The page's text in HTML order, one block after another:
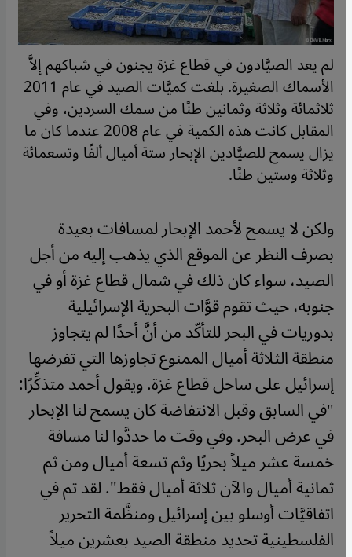
لم يعد الصيَّادون في قطاع غزة يجنون في شباكهم إلاَّ
الأسماك الصغيرة. بلغت كميَّات الصيد في عام 2011
ثلاثمائة وثلاثة وثمانين طنًا من سمك السردين، وفي
المقابل كانت هذه الكمية في عام 2008 عندما كان ما
يزال يسمح للصيَّادين الإبحار ستة أميال ألفًا وتسعمائة
وثلاثة وستين طنًا.
​​ولكن لا يسمح لأحمد الإبحار لمسافات بعيدة
بصرف النظر عن الموقع الذي يذهب إليه من أجل
الصيد، سواء كان ذلك في شمال قطاع غزة أو في
جنوبه، حيث تقوم قوَّات البحرية الإسرائيلية
بدوريات في البحر للتأكّد من أنَّ أحدًا لم يتجاوز
منطقة الثلاثة أميال الممنوع تجاوزها التي تفرضها
إسرائيل على ساحل قطاع غزة. ويقول أحمد متذكِّرًا:
"في السابق وقبل الانتفاضة كان يسمح لنا الإبحار
في عرض البحر. وفي وقت ما حددَّوا لنا مسافة
خمسة عشر ميلاً بحريًا وثم تسعة أميال ومن ثم
ثمانية أميال والآن ثلاثة أميال فقط". لقد تم في
اتفاقيَّات أوسلو بين إسرائيل ومنظَّمة التحرير
الفلسطينية تحديد منطقة الصيد بعشرين ميلاً